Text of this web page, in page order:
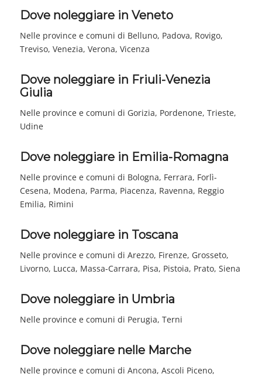
Dove noleggiare in Veneto
Nelle province e comuni di Belluno, Padova, Rovigo,
Treviso, Venezia, Verona, Vicenza
Dove noleggiare in Friuli-Venezia
Giulia
Nelle province e comuni di Gorizia, Pordenone, Trieste,
Udine
Dove noleggiare in Emilia-Romagna
Nelle province e comuni di Bologna, Ferrara, Forlì-
Cesena, Modena, Parma, Piacenza, Ravenna, Reggio
Emilia, Rimini
Dove noleggiare in Toscana
Nelle province e comuni di Arezzo, Firenze, Grosseto,
Livorno, Lucca, Massa-Carrara, Pisa, Pistoia, Prato, Siena
Dove noleggiare in Umbria
Nelle province e comuni di Perugia, Terni
Dove noleggiare nelle Marche
Nelle province e comuni di Ancona, Ascoli Piceno,